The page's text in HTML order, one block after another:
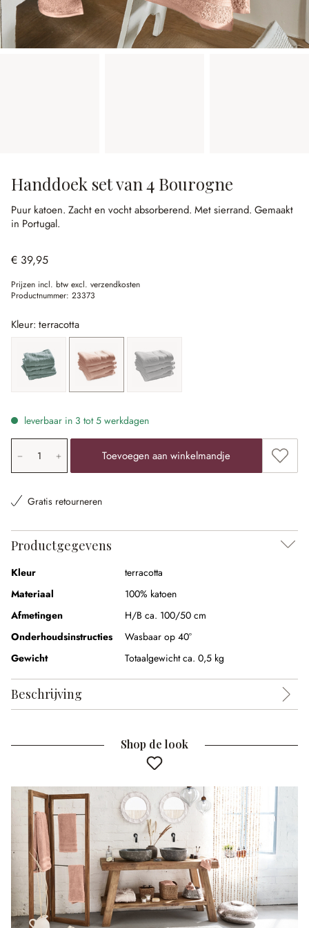
Handdoek set van 4 Bourogne
Puur katoen. Zacht en vocht absorberend. Met sierrand. Gemaakt
in Portugal.
€ 39,95
Prijzen incl. btw excl. verzendkosten
Productnummer: 23373
Kleur: terracotta
petrol terracotta wit
leverbaar in 3 tot 5 werkdagen
Producthoeveelheid: voer de gewenste waarde in of
Toevoegen aan winkelmandje
Gratis retourneren
Productgegevens
Kleur
terracotta
Materiaal
100% katoen
Afmetingen
H/B ca. 100/50 cm
Onderhoudsinstructies
Wasbaar op 40°
Gewicht
Totaalgewicht ca. 0,5 kg
Beschrijving
Shop de look